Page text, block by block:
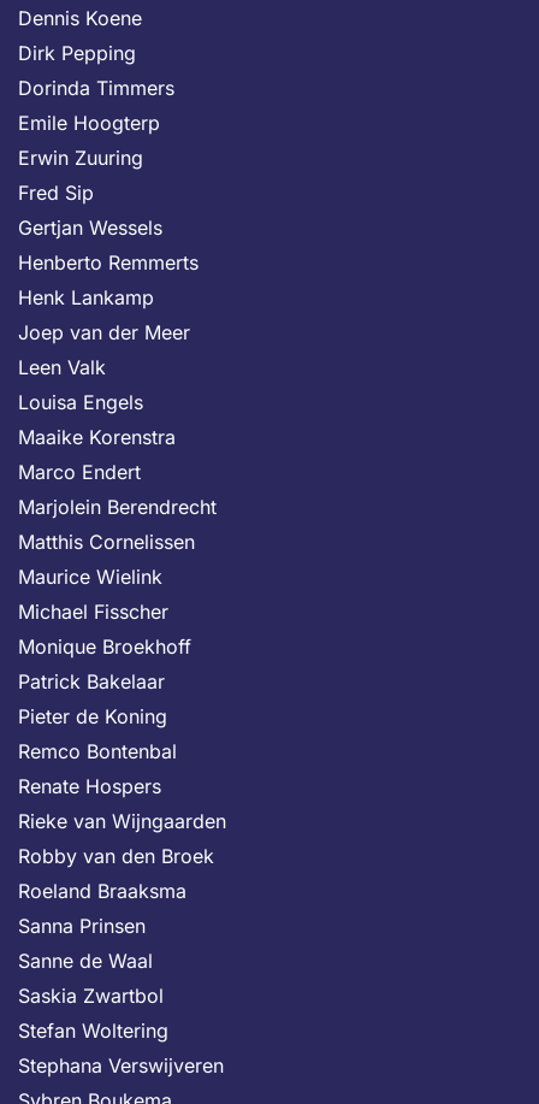
Dennis Koene
Dirk Pepping
Dorinda Timmers
Emile Hoogterp
Erwin Zuuring
Fred Sip
Gertjan Wessels
Henberto Remmerts
Henk Lankamp
Joep van der Meer
Leen Valk
Louisa Engels
Maaike Korenstra
Marco Endert
Marjolein Berendrecht
Matthis Cornelissen
Maurice Wielink
Michael Fisscher
Monique Broekhoff
Patrick Bakelaar
Pieter de Koning
Remco Bontenbal
Renate Hospers
Rieke van Wijngaarden
Robby van den Broek
Roeland Braaksma
Sanna Prinsen
Sanne de Waal
Saskia Zwartbol
Stefan Woltering
Stephana Verswijveren